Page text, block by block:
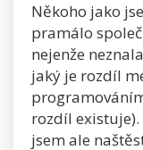
Někoho jako
pramálo
nejenže
jaký je rozdíl
rozdíl
jsem ale